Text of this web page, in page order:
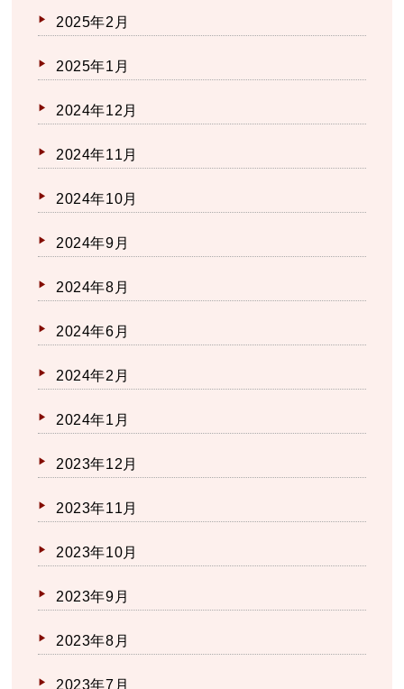
2025年2月
2025年1月
2024年12月
2024年11月
2024年10月
2024年9月
2024年8月
2024年6月
2024年2月
2024年1月
2023年12月
2023年11月
2023年10月
2023年9月
2023年8月
2023年7月